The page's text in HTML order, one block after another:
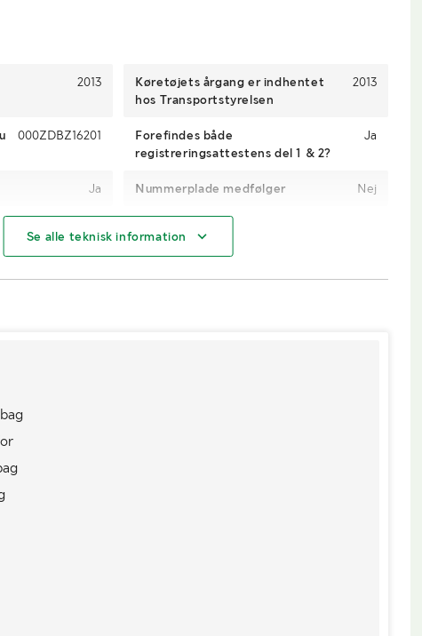
2013
Køretøjets årgang er indhentet
hos Transportstyrelsen
2013
000ZDBZ16201
Forefindes både
registreringsattestens del 1 & 2?
Ja
Ja Nummerplade medfølger Nej
A (maks. 40 km/t) Hurtiggående
Se alle teknisk information